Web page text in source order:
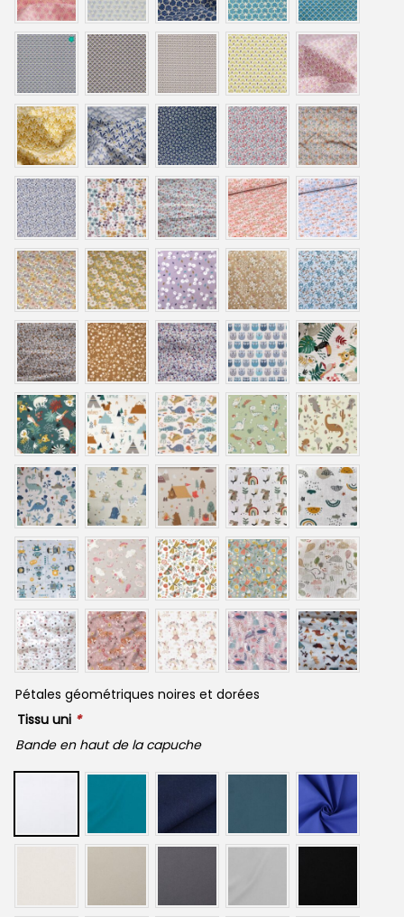
Pétales géométriques noires et dorées
Tissu uni *
Bande en haut de la capuche